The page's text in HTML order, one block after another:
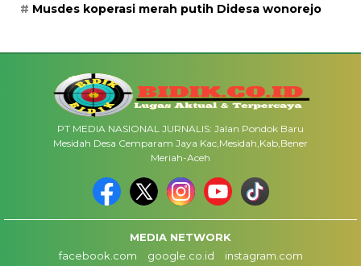
Musdes koperasi merah putih Didesa wonorejo
PT MEDIA NASIONAL JURNALIS: Jalan Pondok Baru
Mesidah Desa Cemparam Jaya Kac,Mesidah,Kab,Bener
Meriah-Aceh
MEDIA NETWORK
facebook.com
google.co.id
instagram.com